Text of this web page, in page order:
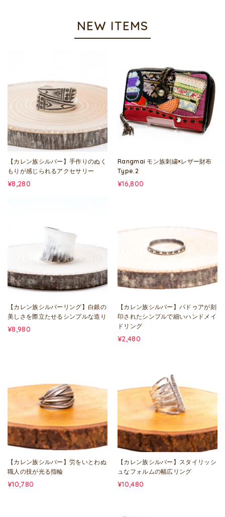
NEW ITEMS
【カレン族シルバー】手作りのぬく
もりが感じられるアクセサリー
¥8,280
Rangmai モン族刺繍×レザー財布
Type.2
¥16,800
【カレン族シルバーリング】白銀の
美しさを際立たせるシンプルな造り
¥8,980
【カレン族シルバー】パドゥアが刻
印されたシンプルで細いハンドメイ
ドリング
¥2,480
【カレン族シルバー】労をいとわぬ
職人の技が光る指輪
¥10,780
【カレン族シルバー】スタイリッシ
ュなフォルムの幅広リング
¥10,480